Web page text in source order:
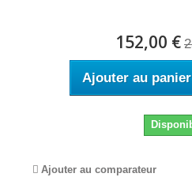
152,00 €
Ajouter au panier
Ajouter au comparateur